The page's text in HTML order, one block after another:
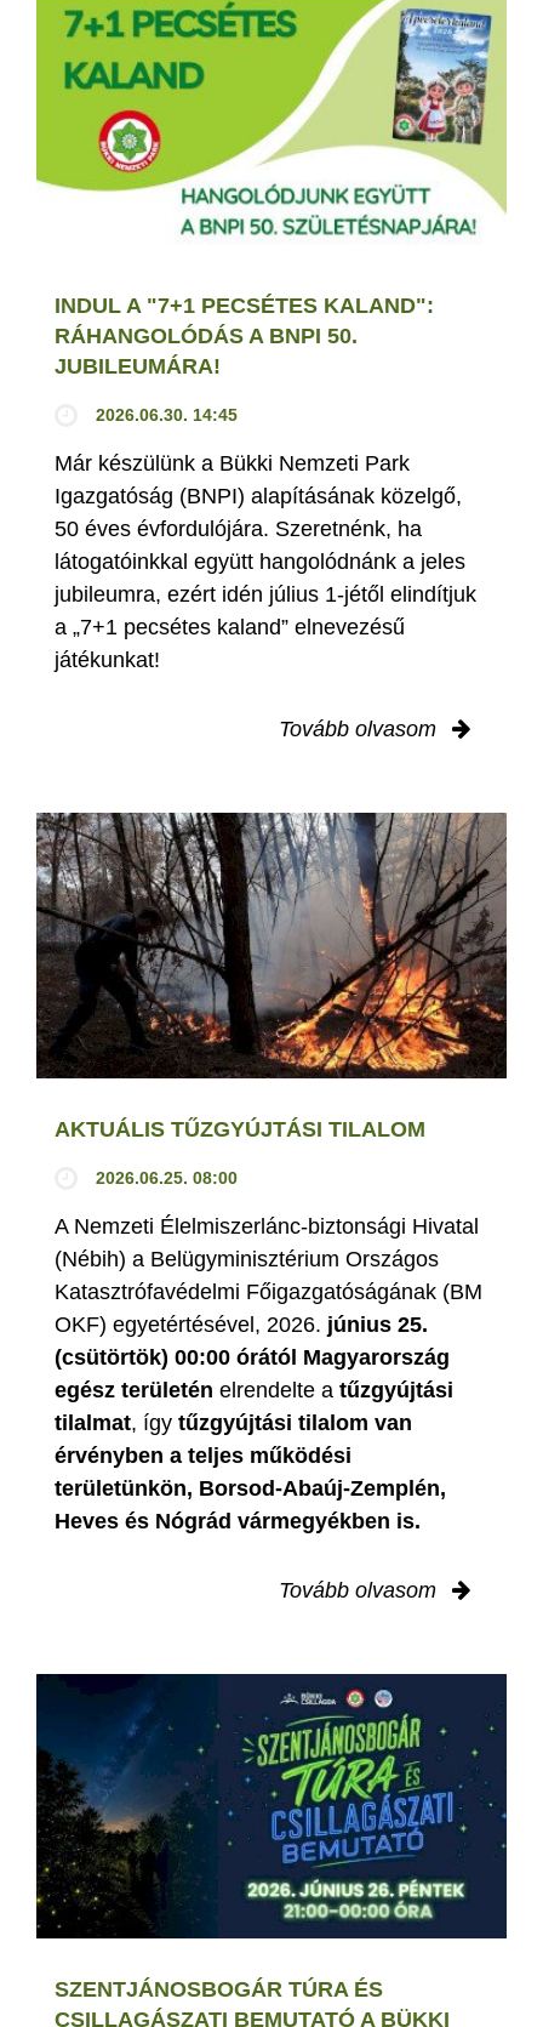
INDUL A "7+1 PECSÉTES KALAND":
RÁHANGOLÓDÁS A BNPI 50.
JUBILEUMÁRA!
2026.06.30. 14:45
Már készülünk a Bükki Nemzeti Park
Igazgatóság (BNPI) alapításának közelgő,
50 éves évfordulójára. Szeretnénk, ha
látogatóinkkal együtt hangolódnánk a jeles
jubileumra, ezért idén július 1-jétől elindítjuk
a „7+1 pecsétes kaland” elnevezésű
játékunkat!
Tovább olvasom
AKTUÁLIS TŰZGYÚJTÁSI TILALOM
2026.06.25. 08:00
A Nemzeti Élelmiszerlánc-biztonsági Hivatal
(Nébih) a Belügyminisztérium Országos
Katasztrófavédelmi Főigazgatóságának (BM
OKF) egyetértésével, 2026. június 25.
(csütörtök) 00:00 órától Magyarország
egész területén elrendelte a tűzgyújtási
tilalmat, így tűzgyújtási tilalom van
érvényben a teljes működési
területünkön, Borsod-Abaúj-Zemplén,
Heves és Nógrád vármegyékben is.
Tovább olvasom
SZENTJÁNOSBOGÁR TÚRA ÉS
CSILLAGÁSZATI BEMUTATÓ A BÜKKI